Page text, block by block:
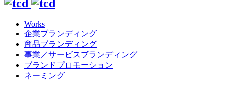
Works
企業ブランディング
商品ブランディング
事業／サービスブランディング
ブランドプロモーション
ネーミング